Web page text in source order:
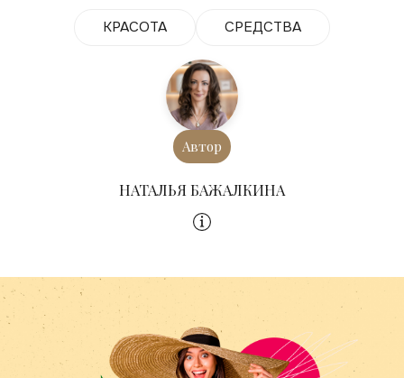
КРАСОТА СРЕДСТВА
Автор
НАТАЛЬЯ БАЖАЛКИНА